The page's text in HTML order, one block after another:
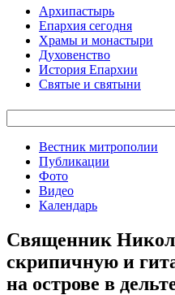
Архипастырь
Епархия сегодня
Храмы и монастыри
Духовенство
История Епархии
Святые и святыни
Вестник митрополии
Публикации
Фото
Видео
Календарь
Священник
скрипичную и
на острове в